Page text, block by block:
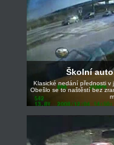
Školní
Klasické nedání přednosti v
Obešlo se to naštěstí bez